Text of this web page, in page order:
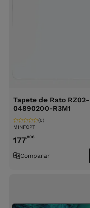
Tapete de Rato RZ02-
04890200-R3M1
MINFOPT
(0)
177,80€
Comparar